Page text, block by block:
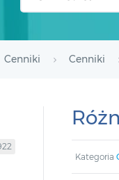
Cenniki Cenniki
Kategoria